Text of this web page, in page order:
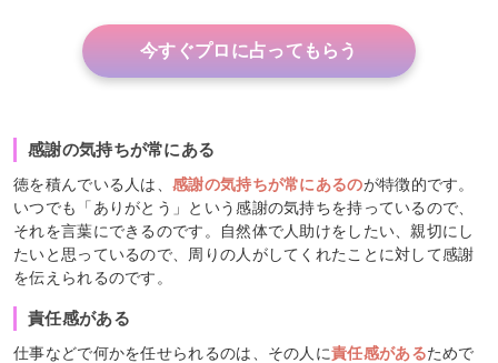
今すぐプロに占ってもらう
感謝の気持ちが常にある
徳を積んでいる人は、感謝の気持ちが常にあるのが特徴的です。
いつでも「ありがとう」という感謝の気持ちを持っているので、
それを言葉にできるのです。自然体で人助けをしたい、親切にし
たいと思っているので、周りの人がしてくれたことに対して感謝
を伝えられるのです。
責任感がある
仕事などで何かを任せられるのは、その人に責任感があるためで